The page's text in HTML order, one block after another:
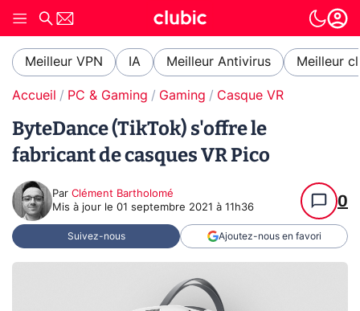
Meilleur VPN IA Meilleur Antivirus Meilleur
Accueil PC & Gaming Gaming Casque VR
ByteDance (TikTok) s'offre le
fabricant de casques VR Pico
Par Clément Bartholomé
Mis à jour le 01 septembre 2021 à 11h36 0
Suivez-nous Ajoutez-nous en favori